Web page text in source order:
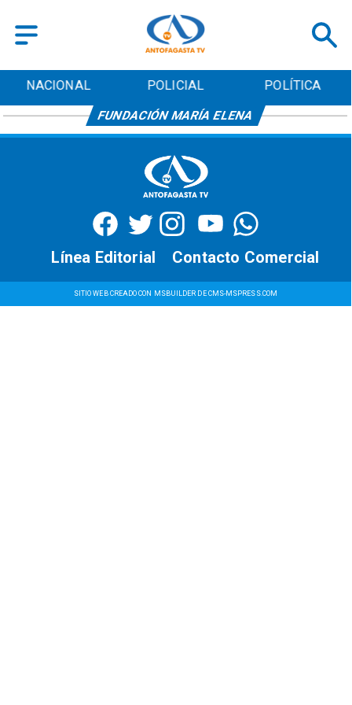
NACIONAL POLICIAL POLÍTICA
FUNDACIÓN MARÍA ELENA
SITIO WEB CREADO CON MSBUILDER DE CMS-MSPRESS.COM
Contacto Comercial
Línea Editorial